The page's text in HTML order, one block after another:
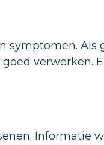
symptomen. Als
verwerken.
Informatie